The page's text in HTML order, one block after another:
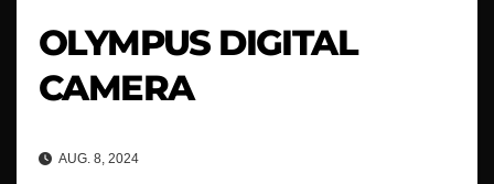
OLYMPUS DIGITAL
CAMERA
AUG. 8, 2024